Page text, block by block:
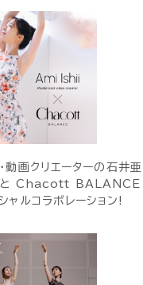
動画クリエーターの石井亜
と Chacott BALANCE
ャルコラボレーション!